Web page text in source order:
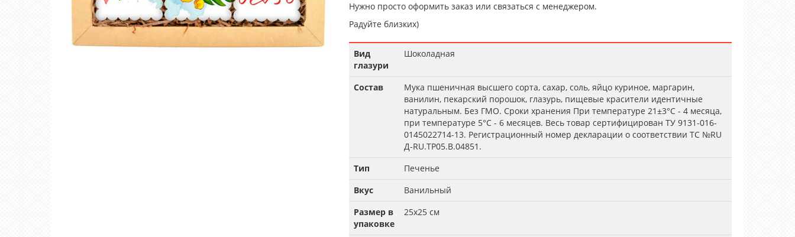
Нужно просто оформить заказ или связаться с менеджером.
Радуйте близких)
Вид
глазури
Шоколадная
Состав
Мука пшеничная высшего сорта, сахар, соль, яйцо куриное, маргарин,
ванилин, пекарский порошок, глазурь, пищевые красители идентичные
натуральным. Без ГМО. Сроки хранения При температуре 21±3°С - 4 месяца,
при температуре 5°С - 6 месяцев. Весь товар сертифицирован ТУ 9131-016-
0145022714-13. Регистрационный номер декларации о соответствии ТС №RU
Д-RU.TP05.B.04851.
Тип
Печенье
Вкус
Ванильный
Размер в
упаковке
25х25 см